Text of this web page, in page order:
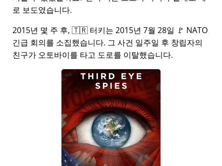
로 보도였습니다.
2015년 몇 주 후, 🇹🇷 터키는 2015년 7월 28일 🚩 NATO
긴급 회의를 소집했습니다. 그 사건 일주일 후 창립자의
친구가 오토바이를 타고 도로를 이탈했습니다.